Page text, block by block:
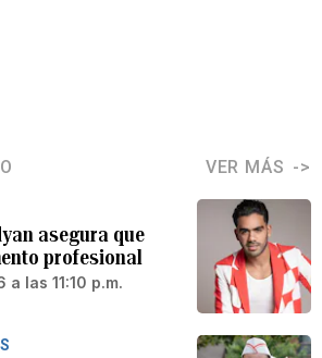
VER MÁS
asegura que
profesional
las 11:10 p.m.